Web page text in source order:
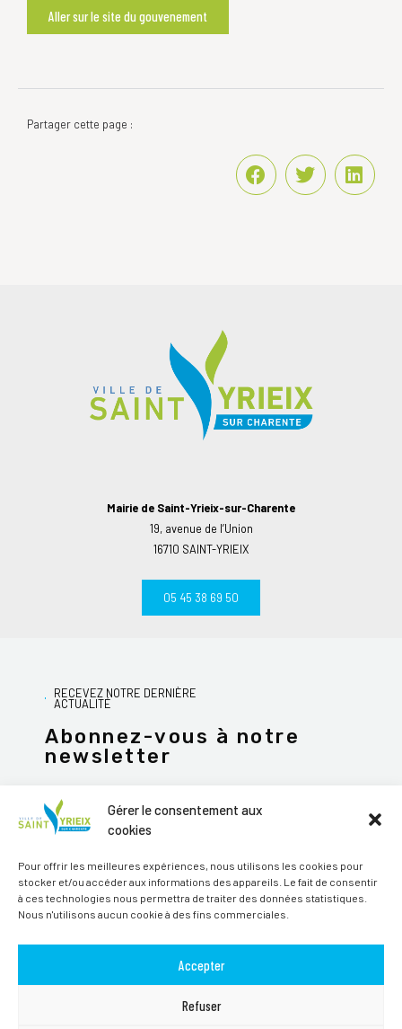
Gérer le consentement aux
cookies
Pour offrir les meilleures expériences, nous utilisons les cookies pour
stocker et/ou accéder aux informations des appareils. Le fait de consentir
à ces technologies nous permettra de traiter des données statistiques.
Nous n'utilisons aucun cookie à des fins commerciales.
Accepter
Refuser
Aller sur le site du gouvenement
Partager cette page :
Mairie de Saint-Yrieix-sur-Charente
19, avenue de l’Union
16710 SAINT-YRIEIX
05 45 38 69 50
RECEVEZ NOTRE DERNIÈRE
ACTUALITÉ
Abonnez-vous à notre
newsletter
JE M'ABONNE
Alternative: